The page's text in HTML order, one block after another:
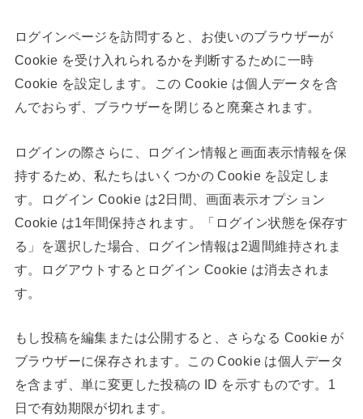
ログインページを訪問すると、お使いのブラウザーが
Cookie を受け入れられるかを判断するために一時
Cookie を設定します。この Cookie は個人データを含
んでおらず、ブラウザーを閉じると廃棄されます。
ログインの際さらに、ログイン情報と画面表示情報を保
持するため、私たちはいくつかの Cookie を設定しま
す。ログイン Cookie は2日間、画面表示オプション
Cookie は1年間保持されます。「ログイン状態を保存す
る」を選択した場合、ログイン情報は2週間維持されま
す。ログアウトするとログイン Cookie は消去されま
す。
もし投稿を編集または公開すると、さらなる Cookie が
ブラウザーに保存されます。この Cookie は個人データ
を含まず、単に変更した投稿の ID を示すものです。1
日で有効期限が切れます。